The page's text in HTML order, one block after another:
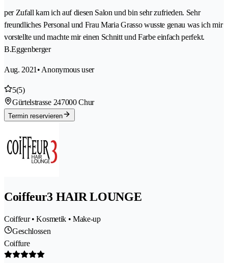
per Zufall kam ich auf diesen Salon und bin sehr zufrieden. Sehr
freundliches Personal und Frau Maria Grasso wusste genau was ich mir
vorstellte und machte mir einen Schnitt und Farbe einfach perfekt.
B.Eggenberger
Aug. 2021 • Anonymous user
5(5)
Gürtelstrasse 247000 Chur
Termin reservieren
Coiffeur3 HAIR LOUNGE
Coiffeur • Kosmetik • Make-up
Geschlossen
Coiffure